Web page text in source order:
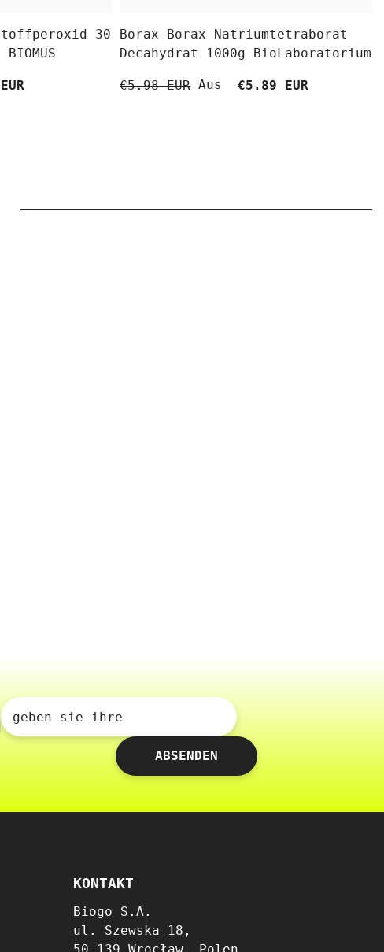
30
Borax Borax Natriumtetraborat
Decahydrat 1000g BioLaboratorium
€5.98 EUR Aus €5.89 EUR
geben sie ihre
ABSENDEN
KONTAKT
Biogo S.A.
ul. Szewska 18,